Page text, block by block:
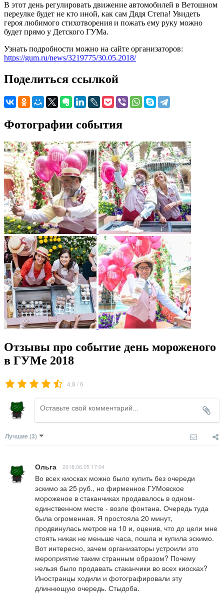
В этот день регулировать движение автомобилей в Ветошном
переулке будет не кто иной, как сам Дядя Степа! Увидеть
героя любимого стихотворения и пожать ему руку можно
будет прямо у Детского ГУМа.
Узнать подробности можно на сайте организаторов:
https://gum.ru/news/3219775/30.05.2018/
Поделиться ссылкой
Фотографии события
Отзывы про событие день мороженого
в ГУМе 2018
4.8 /6
Лучшие (3)
Ольга 2018.06.05 17:04
Во всех киосках можно было купить без очереди
эскимо за 25 руб., но фирменное ГУМовское
мороженое в стаканчиках продавалось в одном-
единственном месте - возле фонтана. Очередь туда
была огроменная. Я простояла 20 минут,
продвинулась метров на 10 и, оценив, что до цели мне
стоять никак не меньше часа, пошла и купила эскимо.
Вот интересно, зачем организаторы устроили это
мероприятие таким странным образом? Почему
нельзя было продавать стаканчики во всех киосках?
Иностранцы ходили и фотографировали эту
длиннющую очередь. Стыдоба.